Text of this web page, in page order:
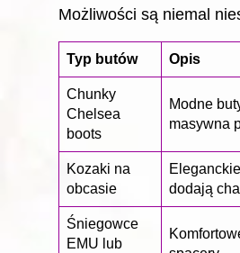
Możliwości są niemal
Typ butów Opis
Chunky
Chelsea
boots
Modne
masywna
Kozaki na
obcasie
dodają
Śniegowce
EMU lub